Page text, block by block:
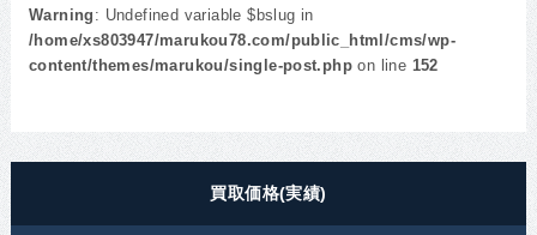
Warning : Undefined variable $bslug in
/home/xs803947/marukou78.com/public_html/cms/wp-
content/themes/marukou/single-post.php on line 152
買取価格(実績)